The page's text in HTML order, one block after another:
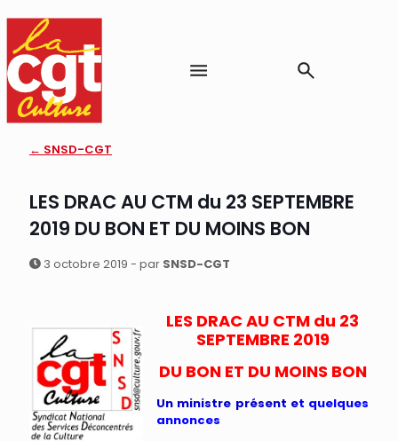
← SNSD-CGT
LES DRAC AU CTM du 23 SEPTEMBRE
2019 DU BON ET DU MOINS BON
3 octobre 2019 - par SNSD-CGT
LES DRAC AU CTM du 23
SEPTEMBRE 2019
DU BON ET DU MOINS BON
Un ministre présent et quelques
annonces